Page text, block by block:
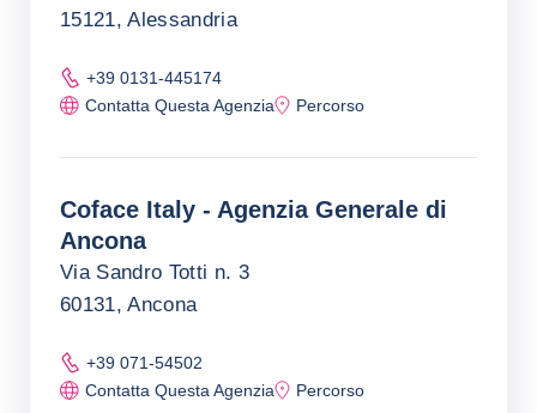
15121, Alessandria
+39 0131-445174
Contatta Questa Agenzia
Percorso
Coface Italy - Agenzia Generale di
Ancona
Via Sandro Totti n. 3
60131, Ancona
+39 071-54502
Contatta Questa Agenzia
Percorso